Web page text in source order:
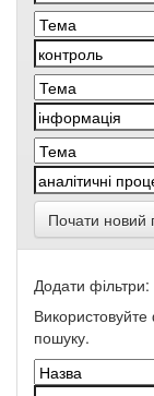
Почати новий
Додати фільтри:
Використовуйте
пошуку.